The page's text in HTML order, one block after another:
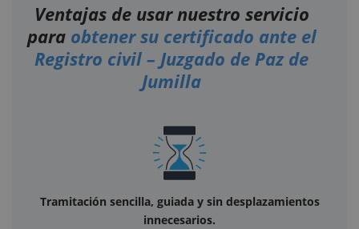
Ventajas de usar nuestro servicio
para obtener su certificado ante el
Registro civil – Juzgado de Paz de
Jumilla
Tramitación sencilla, guiada y sin desplazamientos
innecesarios.